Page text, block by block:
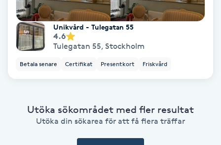
Makeup
Manikyr & Pedikyr
Massage
Medicinsk massage
Unikvård - Tulegatan 55
4.6
Tulegatan 55, Stockholm
Betala senare Certifikat Presentkort Friskvård
Utöka sökområdet med fler resultat
Utöka din sökarea för att få flera träffar